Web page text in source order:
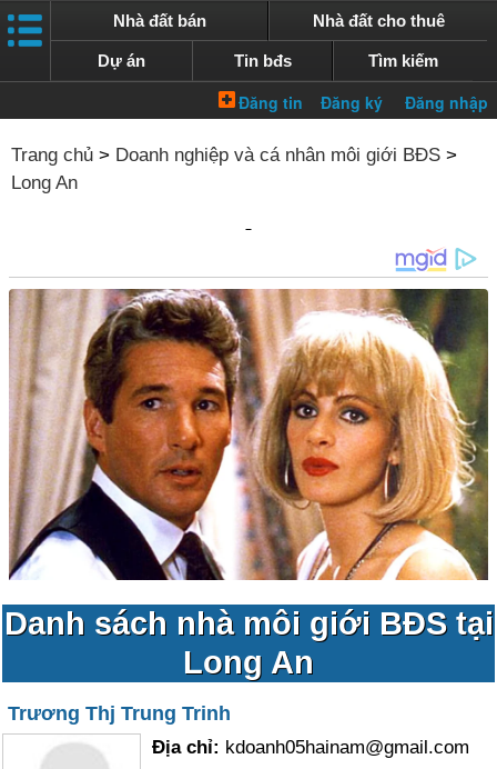
Nhà đất bán Nhà đất cho thuê
Dự án Tin bđs Tìm kiếm
Trang chủ > Doanh nghiệp và cá nhân môi giới BĐS >
Long An
Danh sách nhà môi giới BĐS tại
Long An
Trương Thj Trung Trinh
Địa chỉ: kdoanh05hainam@gmail.com